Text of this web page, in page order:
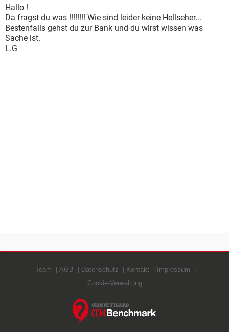
Hallo !
Da fragst du was !!!!!!!! Wie sind leider keine Hellseher...
Bestenfalls gehst du zur Bank und du wirst wissen was
Sache ist.
L.G
Team AGB Datenschutz Kontakt
Impressum
Cookie-Verwaltung